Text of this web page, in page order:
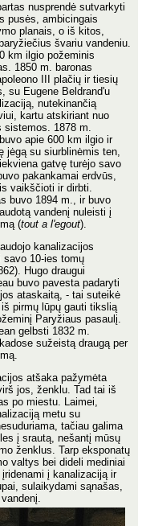
nusprendė sutvarkyti
pusės, ambicingais
planais, o iš kitos,
švariu vandeniu.
km ilgio požeminis
1850 m. baronas
III plačių ir tiesių
su Eugene Beldrand'u
nutekinančią
kartu atskiriant nuo
sistemos. 1878 m.
apie 600 km ilgio ir
jėgą su siurblinėmis ten,
gatvę turėjo savo
pakankamai erdvūs,
vaikščioti ir dirbti.
buvo 1894 m., ir buvo
vandenį nuleisti į
(tout a l'egout).
kanalizacijos
10-ies tomų
Hugo draugui
buvo pavesta padaryti
ataskaitą, - tai suteikė
pirmų lūpų gauti tikslią
Paryžiaus pasaulį.
gelbsti 1832 m.
sužeistą draugą per
atšaka pažymėta
jos, ženklu. Tad tai iš
po miestu. Laimei,
metu su
tačiau galima
į srautą, nešantį mūsų
ženklus. Tarp eksponatų
valtys bei dideli mediniai
į kanalizaciją ir
sulaikydami sąnašas,